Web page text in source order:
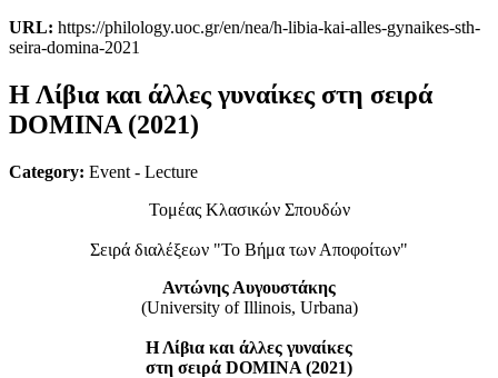
URL: https://philology.uoc.gr/en/nea/h-libia-kai-alles-gynaikes-sth-
seira-domina-2021
Η Λίβια και άλλες γυναίκες στη σειρά
DOMINA (2021)
Category: Event - Lecture
Τομέας Κλασικών Σπουδών
Σειρά διαλέξεων "Το Βήμα των Αποφοίτων"
Αντώνης Αυγουστάκης
(University of Illinois, Urbana)
Η Λίβια και άλλες γυναίκες
στη σειρά DOMINA (2021)